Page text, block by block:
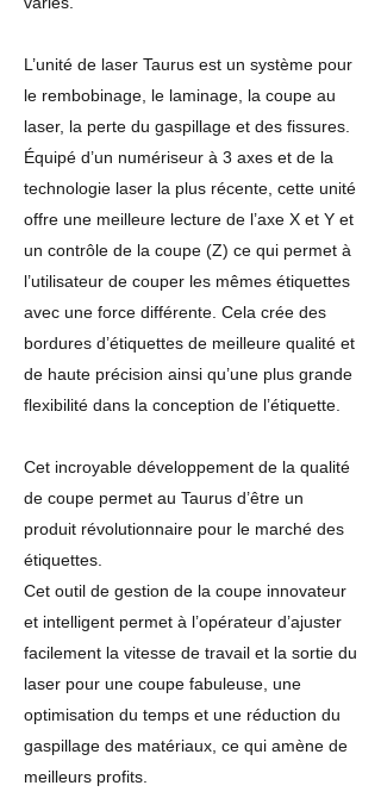
L’unité de laser Taurus est un système pour
le rembobinage, le laminage, la coupe au
laser, la perte du gaspillage et des fissures.
Équipé d’un numériseur à 3 axes et de la
technologie laser la plus récente, cette unité
offre une meilleure lecture de l’axe X et Y et
un contrôle de la coupe (Z) ce qui permet à
l’utilisateur de couper les mêmes étiquettes
avec une force différente. Cela crée des
bordures d’étiquettes de meilleure qualité et
de haute précision ainsi qu’une plus grande
flexibilité dans la conception de l’étiquette.
Cet incroyable développement de la qualité
de coupe permet au Taurus d’être un
produit révolutionnaire pour le marché des
étiquettes.
Cet outil de gestion de la coupe innovateur
et intelligent permet à l’opérateur d’ajuster
facilement la vitesse de travail et la sortie du
laser pour une coupe fabuleuse, une
optimisation du temps et une réduction du
gaspillage des matériaux, ce qui amène de
meilleurs profits.